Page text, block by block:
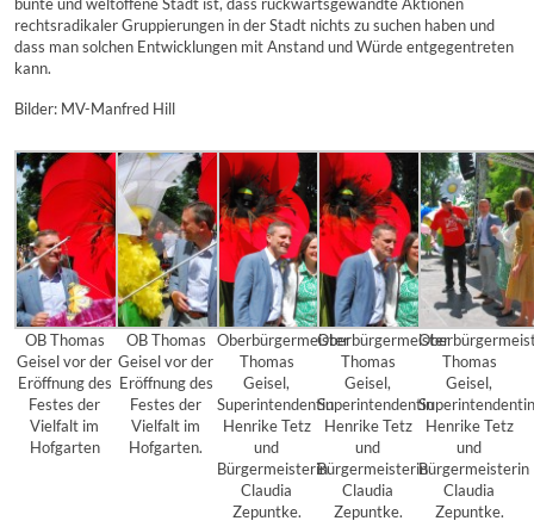
rechtsradikaler Gruppierungen in der Stadt nichts zu suchen haben und
dass man solchen Entwicklungen mit Anstand und Würde entgegentreten
kann.
Bilder: MV-Manfred Hill
OB Thomas
Geisel vor der
Eröffnung des
Festes der
Vielfalt im
Hofgarten
OB Thomas
Geisel vor der
Eröffnung des
Festes der
Vielfalt im
Hofgarten.
Oberbürgermeister
Thomas
Geisel,
Superintendentin
Henrike Tetz
und
Bürgermeisterin
Claudia
Zepuntke.
Oberbürgermeister
Thomas
Geisel,
Superintendentin
Henrike Tetz
und
Bürgermeisterin
Claudia
Zepuntke.
Thomas
Geisel,
Henrike Tetz
und
Bürgermeisterin
Claudia
Zepuntke.